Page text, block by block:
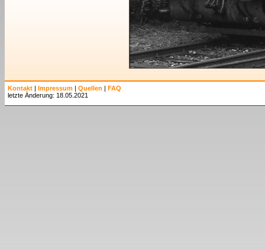
Kontakt | Impressum | Quellen | FAQ
letzte Änderung: 18.05.2021